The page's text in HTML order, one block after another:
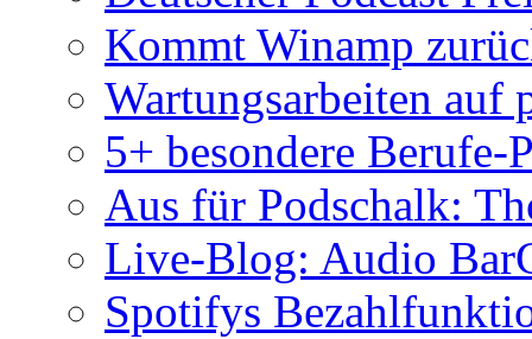
Kommt Winamp
Wartungsarbeiten auf
5+ besondere Berufe-
Aus für Podschalk:
Live-Blog: Audio
Spotifys